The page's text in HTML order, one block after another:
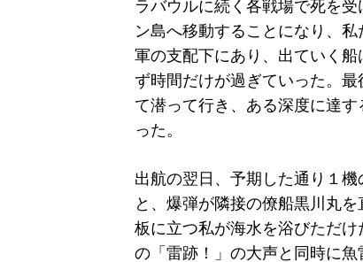
ラバウルに続く各戦場で死を
ン島へ移動することになり、
軍の支配下にあり、出ていく
ず時間だけが過ぎていった。
て潜って行き、ある深度に達
った。
出航の翌日、予期した通り１
と、爆弾が隣接の僚船黒川丸
板に立つ私が海水を浴びただ
の「雷跡！」の大声と同時に